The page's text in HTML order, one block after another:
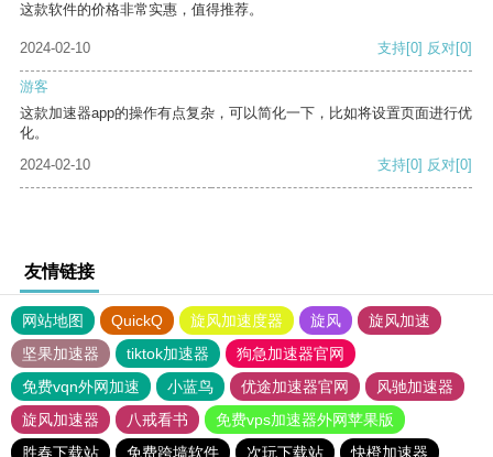
这款软件的价格非常实惠，值得推荐。
2024-02-10 支持[0] 反对[0]
游客
这款加速器app的操作有点复杂，可以简化一下，比如将设置页面进行优
化。
2024-02-10
支持[0] 反对[0]
友情链接
网站地图 QuickQ 旋风加速度器 旋风
旋风加速
坚果加速器
tiktok加速器
狗急加速器官网
免费vqn外网加速
小蓝鸟 优途加速器官网
风驰加速器
旋风加速器
八戒看书
免费vps加速器外网苹果版
胜春下载站
免费跨墙软件 次玩下载站 快橙加速器